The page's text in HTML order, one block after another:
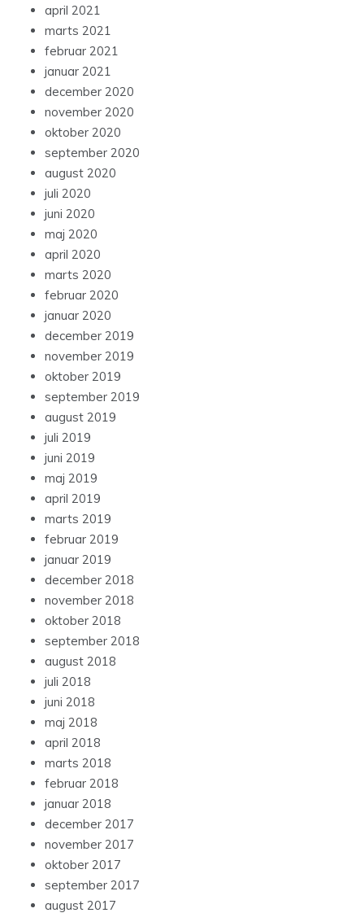
april 2021
marts 2021
februar 2021
januar 2021
december 2020
november 2020
oktober 2020
september 2020
august 2020
juli 2020
juni 2020
maj 2020
april 2020
marts 2020
februar 2020
januar 2020
december 2019
november 2019
oktober 2019
september 2019
august 2019
juli 2019
juni 2019
maj 2019
april 2019
marts 2019
februar 2019
januar 2019
december 2018
november 2018
oktober 2018
september 2018
august 2018
juli 2018
juni 2018
maj 2018
april 2018
marts 2018
februar 2018
januar 2018
december 2017
november 2017
oktober 2017
september 2017
august 2017